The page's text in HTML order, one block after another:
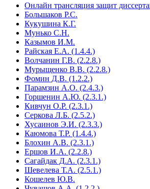
Онлайн трансляция защит
Большаков Р.С.
Кукушина К.Г.
Мунько С.Н.
Казымов И.М.
Райская Е.А. (1.4.4.)
Волчанин Г.В. (2.2.8.)
Мурыщенко В.В. (2.2.8.)
Фомин Д.В. (1.2.2.)
Парамзин А.О. (2.4.3.)
Горшенин А.Ю. (2.3.1.)
Кивчун О.Р. (2.3.1.)
Серкова Л.Б. (2.5.2.)
Хусаинов Э.И. (2.3.3.)
Каюмова Т.Р. (1.4.4.)
Блохин А.В. (2.3.1.)
Ершов И.А. (2.2.8.)
Сагайдак Д.А. (2.3.1.)
Шевелева Т.А. (2.5.1.)
Кошелев Ю.В.